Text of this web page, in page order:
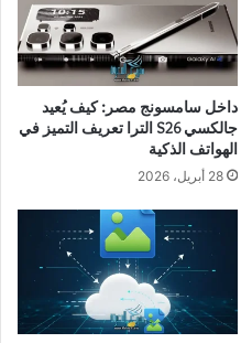
داخل سامسونج مصر: كيف يُعيد
جالكسي S26 الترا تعريف التميز في
الهواتف الذكية
28 أبريل، 2026